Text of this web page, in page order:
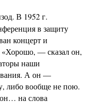
В 1952 г.
в защиту
концерт и
«Хорошо, — сказал он,
наши
А он —
либо вообще не пою.
на слова